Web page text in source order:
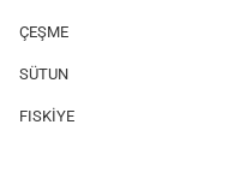
ÇEŞME
SÜTUN
FISKİYE